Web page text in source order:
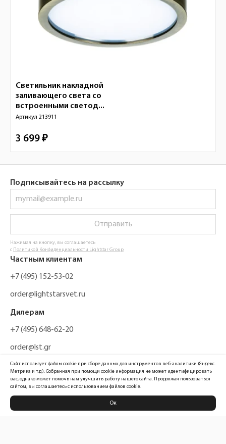
Светильник накладной
заливающего света со
встроенными светод...
Артикул 213911
3 699 ₽
Подписывайтесь на рассылку
Отправить
Нажимая на кнопку, вы соглашаетесь
с Политикой Конфиденциальности Lightstar Group
Частным клиентам
+7 (495) 152-53-02
order@lightstarsvet.ru
Дилерам
+7 (495) 648-62-20
order@lst.gr
Политика конфиденциальности
Сайт использует файлы cookie при сборе данных для инструментов веб-аналитики (Яндекс.
Метрика и т.д.). Собранная при помощи cookie информация не может идентифицировать
вас, однако может помочь нам улучшить работу нашего сайта. Продолжая пользоваться
сайтом, вы соглашаетесь с использованием файлов cookie.
Ок